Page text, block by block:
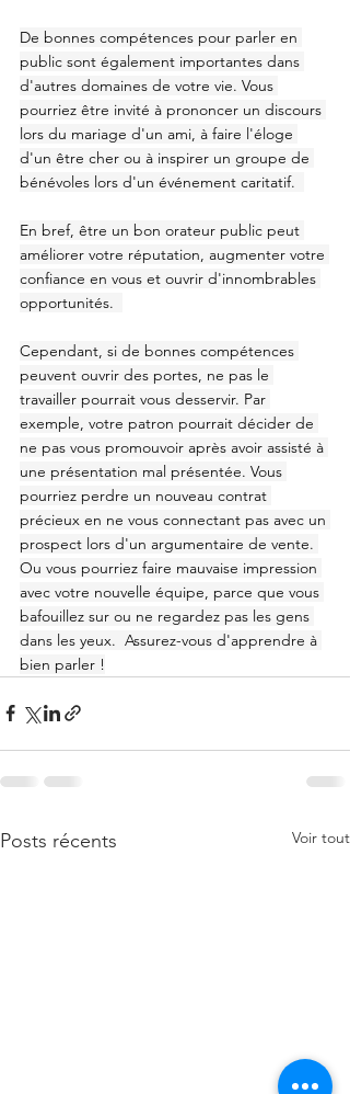
De bonnes compétences pour parler en
public sont également importantes dans
d'autres domaines de votre vie. Vous
pourriez être invité à prononcer un discours
lors du mariage d'un ami, à faire l'éloge
d'un être cher ou à inspirer un groupe de
bénévoles lors d'un événement caritatif.
En bref, être un bon orateur public peut
améliorer votre réputation, augmenter votre
confiance en vous et ouvrir d'innombrables
opportunités.
Cependant, si de bonnes compétences
peuvent ouvrir des portes, ne pas le
travailler pourrait vous desservir. Par
exemple, votre patron pourrait décider de
ne pas vous promouvoir après avoir assisté à
une présentation mal présentée. Vous
pourriez perdre un nouveau contrat
précieux en ne vous connectant pas avec un
prospect lors d'un argumentaire de vente.
Ou vous pourriez faire mauvaise impression
avec votre nouvelle équipe, parce que vous
bafouillez sur ou ne regardez pas les gens
dans les yeux.  Assurez-vous d'apprendre à
bien parler !
Posts récents Voir tout